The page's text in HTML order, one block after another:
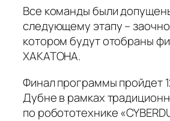
Все команды были
следующему этапу –
котором будут отобраны
ХАКАТОНА.
Финал программы пройдет
Дубне в рамках
по робототехнике